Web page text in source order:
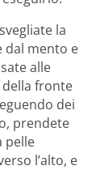
la
dal mento e
alle
fronte
dei
prendete
pelle
l’alto, e